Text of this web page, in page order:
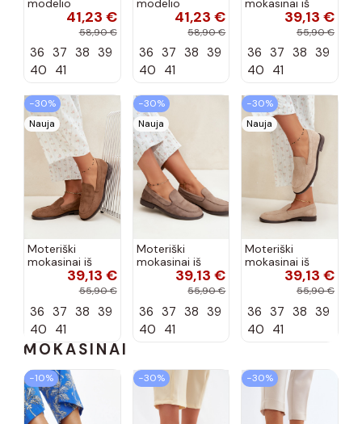
modelio
aukštakulniai
šokolado
spalvos Nesha
41,23 €
58,90 €
36 37 38 39
40 41
modelio
aukštakulniai
bordo spalvos
Nesha
41,23 €
58,90 €
36 37 38 39
40 41
mokasinai iš
dirbtinės
zomšos, bordo
39,13 €
55,90 €
36 37 38 39
40 41
−30%
Nauja
Moteriški
mokasinai iš
dirbtinės
zomšos, rudos
39,13 €
55,90 €
36 37 38 39
40 41
−30%
Nauja
Moteriški
mokasinai iš
dirbtinės
zomšos, molio
39,13 €
55,90 €
36 37 38 39
40 41
−30%
Nauja
Moteriški
mokasinai iš
dirbtinės
zomšos, smėlio
39,13 €
55,90 €
36 37 38 39
40 41
MOKASINAI
−10% −30% −30%